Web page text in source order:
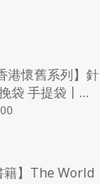
港懷舊系列】針
袋 手提袋丨
STUDIO